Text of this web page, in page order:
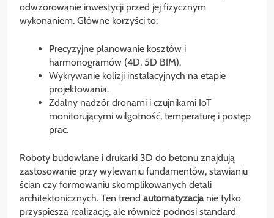
odwzorowanie inwestycji przed jej fizycznym
wykonaniem. Główne korzyści to:
Precyzyjne planowanie kosztów i
harmonogramów (4D, 5D BIM).
Wykrywanie kolizji instalacyjnych na etapie
projektowania.
Zdalny nadzór dronami i czujnikami IoT
monitorującymi wilgotność, temperaturę i postęp
prac.
Roboty budowlane i drukarki 3D do betonu znajdują
zastosowanie przy wylewaniu fundamentów, stawianiu
ścian czy formowaniu skomplikowanych detali
architektonicznych. Ten trend automatyzacjanie tylko
przyspiesza realizację, ale również podnosi standard